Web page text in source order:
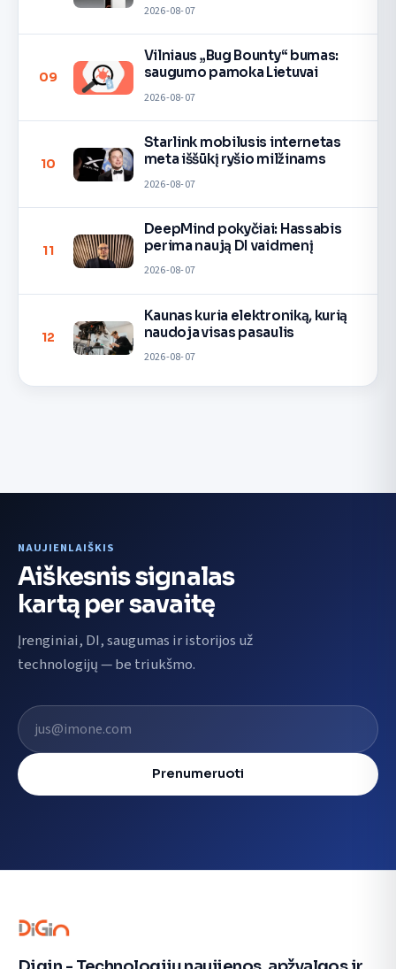
2026-08-07
09
Vilniaus „Bug Bounty“ bumas:
saugumo pamoka Lietuvai
2026-08-07
10
Starlink mobilusis internetas
meta iššūkį ryšio milžinams
2026-08-07
11
DeepMind pokyčiai: Hassabis
perima naują DI vaidmenį
2026-08-07
12
Kaunas kuria elektroniką, kurią
naudoja visas pasaulis
2026-08-07
NAUJIENLAIŠKIS
Aiškesnis signalas
kartą per savaitę
Įrenginiai, DI, saugumas ir istorijos už
technologijų — be triukšmo.
El. pašto adresas
Prenumeruoti